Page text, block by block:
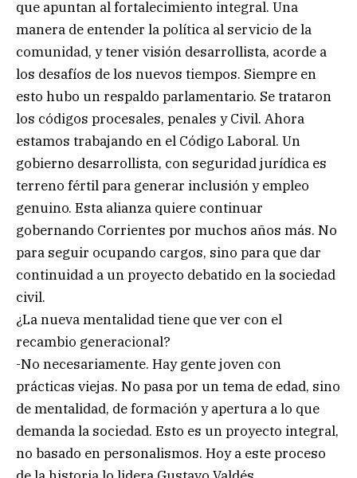
que apuntan al fortalecimiento integral. Una
manera de entender la política al servicio de la
comunidad, y tener visión desarrollista, acorde a
los desafíos de los nuevos tiempos. Siempre en
esto hubo un respaldo parlamentario. Se trataron
los códigos procesales, penales y Civil. Ahora
estamos trabajando en el Código Laboral. Un
gobierno desarrollista, con seguridad jurídica es
terreno fértil para generar inclusión y empleo
genuino. Esta alianza quiere continuar
gobernando Corrientes por muchos años más. No
para seguir ocupando cargos, sino para que dar
continuidad a un proyecto debatido en la sociedad
civil.
¿La nueva mentalidad tiene que ver con el
recambio generacional?
-No necesariamente. Hay gente joven con
prácticas viejas. No pasa por un tema de edad, sino
de mentalidad, de formación y apertura a lo que
demanda la sociedad. Esto es un proyecto integral,
no basado en personalismos. Hoy a este proceso